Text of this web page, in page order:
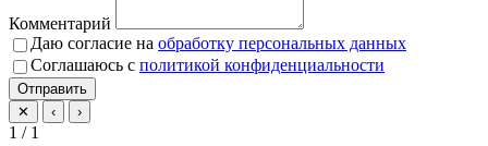
Комментарий
Даю согласие на обработку персональных данных
Соглашаюсь с политикой конфиденциальности
Отправить
✕
‹ ›
1 / 1